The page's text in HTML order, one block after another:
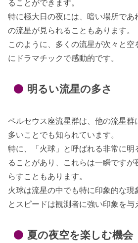
ることができます。
特に極大日の夜には、暗い場所であ
の流星が見られることもあります。
このように、多くの流星が次々と空
にドラマチックで感動的です。
明るい流星の多さ
ペルセウス座流星群は、他の流星群
多いことでも知られています。
特に、「火球」と呼ばれる非常に明
ることがあり、これらは一瞬ですが
らすこともあります。
火球は流星の中でも特に印象的な現
とスピードは観測者に強い印象を与
夏の夜空を楽しむ機会